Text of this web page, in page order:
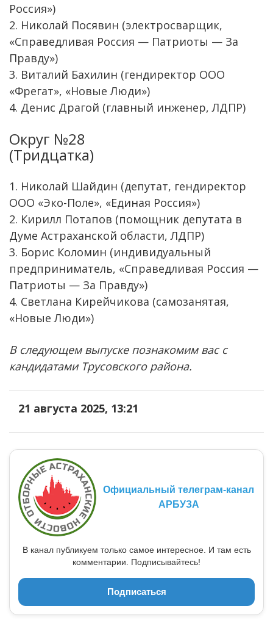
Россия»)
2. Николай Посявин (электросварщик,
«Справедливая Россия — Патриоты — За
Правду»)
3. Виталий Бахилин (гендиректор ООО
«Фрегат», «Новые Люди»)
4. Денис Драгой (главный инженер, ЛДПР)
Округ №28
(Тридцатка)
1. Николай Шайдин (депутат, гендиректор
ООО «Эко-Поле», «Единая Россия»)
2. Кирилл Потапов (помощник депутата в
Думе Астраханской области, ЛДПР)
3. Борис Коломин (индивидуальный
предприниматель, «Справедливая Россия —
Патриоты — За Правду»)
4. Светлана Кирейчикова (самозанятая,
«Новые Люди»)
В следующем выпуске познакомим вас с
кандидатами Трусовского района.
21 августа 2025, 13:21
Официальный телеграм-канал
АРБУЗА
В канал публикуем только самое интересное. И там есть
комментарии. Подписывайтесь!
Подписаться